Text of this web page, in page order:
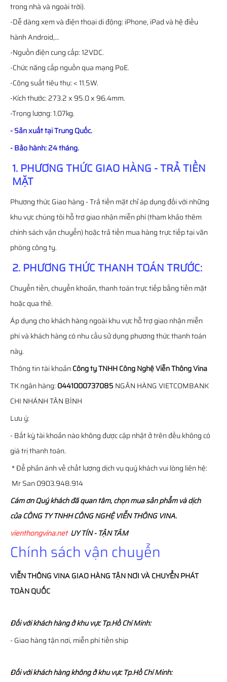
trong nhà và ngoài trời).
-Dễ dàng xem và điện thoại di động: iPhone, iPad và hệ điều
hành Android,…
-Nguồn điện cung cấp: 12VDC.
-Chức năng cấp nguồn qua mạng PoE.
-Công suất tiêu thụ: < 11.5W.
-Kích thước: 273.2 x 95.0 x 96.4mm.
-Trọng lượng: 1.07kg.
- Sản xuất tại Trung Quốc.
- Bảo hành: 24 tháng.
1. PHƯƠNG THỨC GIAO HÀNG - TRẢ TIỀN
MẶT
Phương thức Giao hàng - Trả tiền mặt chỉ áp dụng đối với những
khu vực chúng tôi hỗ trợ giao nhận miễn phí (tham khảo thêm
chính sách vận chuyển) hoặc trả tiền mua hàng trực tiếp tại văn
phòng công ty.
2. PHƯƠNG THỨC THANH TOÁN TRƯỚC:
Chuyển tiền, chuyển khoản, thanh toán trực tiếp bằng tiền mặt
hoặc qua thẻ.
Áp dụng cho khách hàng ngoài khu vực hỗ trợ giao nhận miễn
phí và khách hàng có nhu cầu sử dụng phương thức thanh toán
này.
Thông tin tài khoảnCông ty TNHH Công Nghệ Viễn Thông Vina
TK ngân hàng: 0441000737085NGÂN HÀNG VIETCOMBANK
CHI NHÁNH TÂN BÌNH
Lưu ý:
- Bất kỳ tài khoản nào không được cập nhật ở trên đều không có
giá trị thanh toán.
* Để phản ánh về chất lượng dịch vụ quý khách vui lòng liên hệ:
Mr San 0903.948.914
Cám ơn Quý khách đã quan tâm, chọn mua sản phẩm và dịch
của CÔNG TY TNHH CÔNG NGHỆ VIỄN THÔNG VINA.
vienthongvina.netUY TÍN - TẬN TÂM
Chính sách vận chuyển
VIỄN THÔNGVINAGIAO HÀNG TẬN NƠI VÀ CHUYỂN PHÁT
TOÀN QUỐC
Đối với khách hàng ở khu vực Tp.Hồ Chí Minh:
- Giao hàng tận nơi, miễn phí tiền ship
Đối với khách hàng không ở khu vực Tp.Hồ Chí Minh: